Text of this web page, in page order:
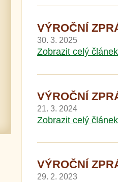
VÝROČNÍ
30. 3. 2025
Zobrazit celý článek
VÝROČNÍ
21. 3. 2024
Zobrazit celý článek
VÝROČNÍ
29. 2. 2023